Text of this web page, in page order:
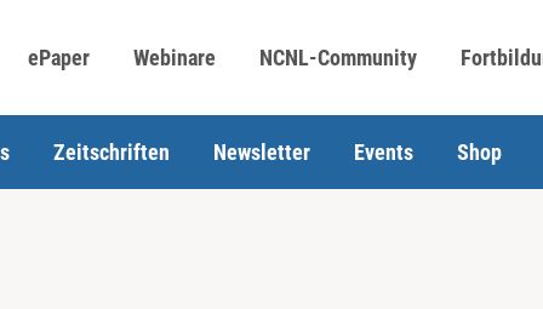
ePaper Webinare NCNL-Community
Zeitschriften Newsletter Events Shop